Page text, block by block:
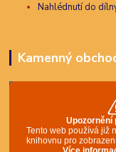
Nahlédnutí do
Kamenný